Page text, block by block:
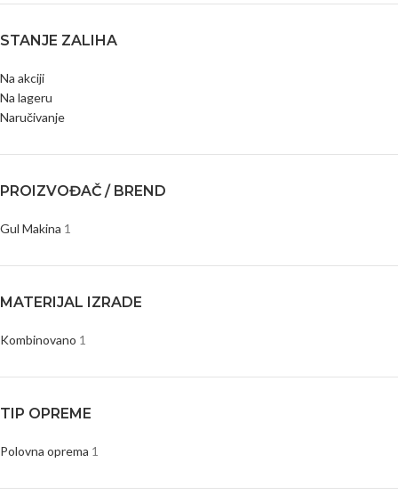
STANJE ZALIHA
Na akciji
Na lageru
Naručivanje
PROIZVOĐAČ / BREND
Gul Makina 1
MATERIJAL IZRADE
Kombinovano 1
TIP OPREME
Polovna oprema 1